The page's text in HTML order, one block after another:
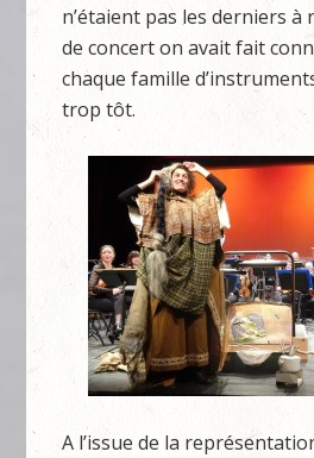
n’étaient pas les derniers
de concert on avait fait
chaque famille
trop tôt.
A l’issue de la